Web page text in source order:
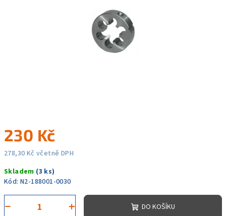
230 Kč
278,30 Kč včetně DPH
cena:
Skladem (3 ks)
Kód: N2-188001-0030
+
− DO KOŠÍKU